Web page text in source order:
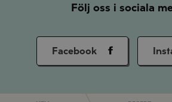
Följ oss i sociala
Facebook